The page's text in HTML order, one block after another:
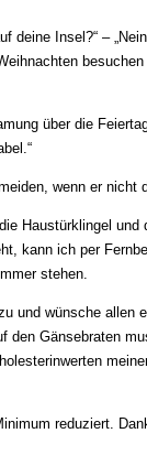
deine Insel?“ –
besuchen
über die
wenn er nicht
Haustürklingel und
kann ich per
stehen.
und wünsche allen
den Gänsebraten
reduziert.